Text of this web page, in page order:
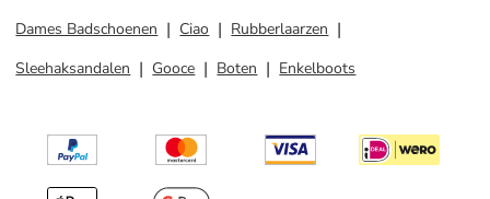
Dames Badschoenen
Ciao
Rubberlaarzen
Sleehaksandalen
Gooce Boten Enkelboots